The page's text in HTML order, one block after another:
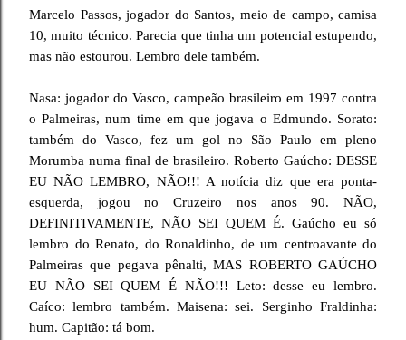
Marcelo Passos, jogador do Santos, meio de campo, camisa
10, muito técnico. Parecia que tinha um potencial estupendo,
mas não estourou. Lembro dele também.
Nasa: jogador do Vasco, campeão brasileiro em 1997 contra
o Palmeiras, num time em que jogava o Edmundo. Sorato:
também do Vasco, fez um gol no São Paulo em pleno
Morumba numa final de brasileiro. Roberto Gaúcho: DESSE
EU NÃO LEMBRO, NÃO!!! A notícia diz que era ponta-
esquerda, jogou no Cruzeiro nos anos 90. NÃO,
DEFINITIVAMENTE, NÃO SEI QUEM É. Gaúcho eu só
lembro do Renato, do Ronaldinho, de um centroavante do
Palmeiras que pegava pênalti, MAS ROBERTO GAÚCHO
EU NÃO SEI QUEM É NÃO!!! Leto: desse eu lembro.
Caíco: lembro também. Maisena: sei. Serginho Fraldinha:
hum. Capitão: tá bom.